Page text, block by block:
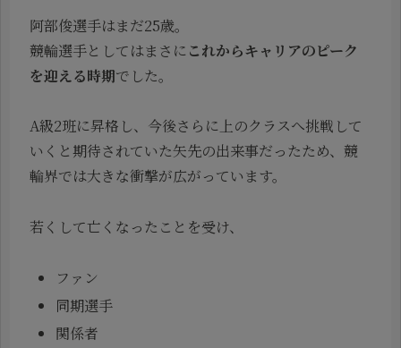
阿部俊選手はまだ25歳。
競輪選手としてはまさにこれからキャリアのピーク
を迎える時期でした。
A級2班に昇格し、今後さらに上のクラスへ挑戦して
いくと期待されていた矢先の出来事だったため、競
輪界では大きな衝撃が広がっています。
若くして亡くなったことを受け、
ファン
同期選手
関係者